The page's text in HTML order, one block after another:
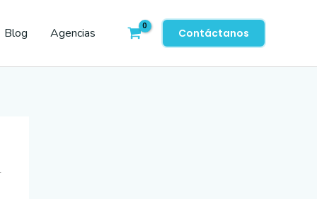
Blog Agencias Contáctanos